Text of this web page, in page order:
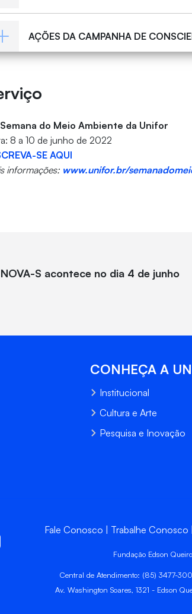
AÇÕES DA CAMPANHA DE
Semana do Meio Ambiente da Unifor
8 a 10 de junho de 2022
SE AQUI
informações: www.unifor.br/
S acontece no dia 4 de junho
CONHEÇA A
Institucional
Cultura e Arte
Pesquisa e Inovação
Fale Conosco Trabalhe Conosco
Fundação Edson
Central de Atendimento: (85) 3477-
Av. Washington Soares, 1321 - Edson